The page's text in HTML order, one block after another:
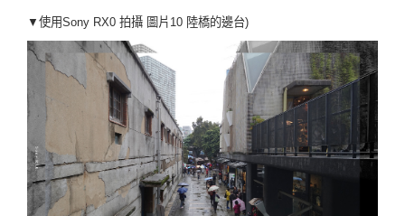
▼使用Sony RX0 拍攝 圖片10 陸橋的邊台)